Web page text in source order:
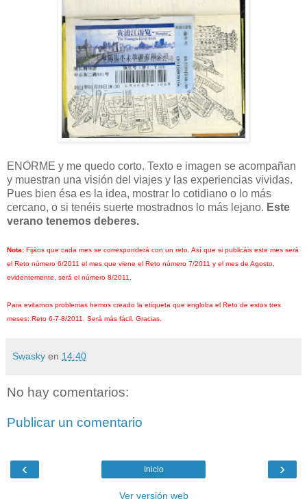
ENORME y me quedo corto. Texto e imagen se acompañan
y muestran una visión del viajes y las experiencias vividas.
Pues bien ésa es la idea, mostrar lo cotidiano o lo más
cercano, o si tenéis suerte mostradnos lo más lejano. Este
verano tenemos deberes.
Nota: Fijáos que cada mes se corresponderá con un reto. Así que si publicáis este mes será
el Reto número 6/2011 el mes que viene el Reto número 7/2011 y el mes de Agosto,
evidentemente, será el número 8/2011.
Para evitarnos problemas hemos creado la etiqueta que engloba el Reto de estos tres
meses: Reto 6-7-8/2011. Será más fácil. Gracias.
Swasky en 14:40
No hay comentarios:
Publicar un comentario
‹ ›
Inicio
Ver versión web